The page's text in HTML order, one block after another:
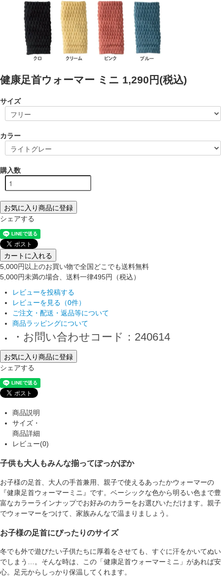
健康足首ウォーマー ミニ 1,290円(税込)
サイズ
カラー
購入数
お気に入り商品に登録
シェアする
カートに入れる
5,000円以上のお買い物で全国どこでも送料無料
5,000円未満の場合、送料一律495円（税込）
レビューを投稿する
レビューを見る（0件）
ご注文・配送・返品等について
商品ラッピングについて
・お問い合わせコード：240614
お気に入り商品に登録
シェアする
商品説明
サイズ・
商品詳細
レビュー(0)
子供も大人もみんな揃ってぽっかぽか
お子様の足首、大人の手首兼用、親子で使えるあったかウォーマーの
『健康足首ウォーマーミニ』です。ベーシックな色から明るい色まで豊
富なカラーラインナップでお好みのカラーをお選びいただけます。親子
でウォーマーをつけて、家族みんなで温まりましょう。
お子様の足首にぴったりのサイズ
冬でも外で遊びたい子供たちに厚着をさせても、すぐに汗をかいてぬい
でしまう…。そんな時は、この「健康足首ウォーマーミニ」があれば安
心。足元からしっかり保温してくれます。